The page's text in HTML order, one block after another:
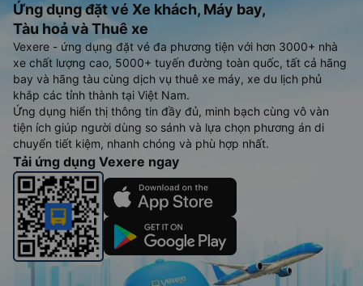
Ứng dụng đặt vé Xe khách, Máy bay,
Tàu hoả và Thuê xe
Vexere - ứng dụng đặt vé đa phương tiện với hơn 3000+ nhà
xe chất lượng cao, 5000+ tuyến đường toàn quốc, tất cả hãng
bay và hãng tàu cùng dịch vụ thuê xe máy, xe du lịch phủ
khắp các tỉnh thành tại Việt Nam.
Ứng dụng hiển thị thông tin đầy đủ, minh bạch cùng vô vàn
tiện ích giúp người dùng so sánh và lựa chọn phương án di
chuyển tiết kiệm, nhanh chóng và phù hợp nhất.
Tải ứng dụng Vexere ngay